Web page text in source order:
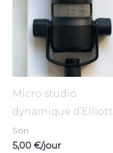
Micro studio
dynamique d’Elliott
Son
5,00 €/jour